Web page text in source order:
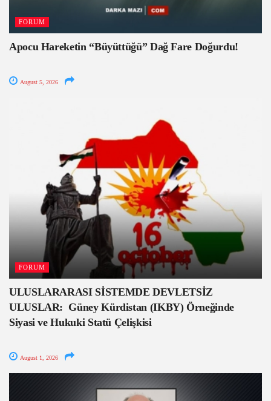
FORUM
Apocu Hareketin “Büyüttüğü” Dağ Fare Doğurdu!
August 5, 2026
FORUM
ULUSLARARASI SİSTEMDE DEVLETSİZ
ULUSLAR: Güney Kürdistan (IKBY) Örneğinde
Siyasi ve Hukuki Statü Çelişkisi
August 1, 2026